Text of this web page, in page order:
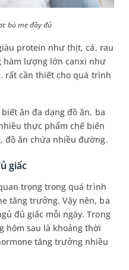
bú mẹ đầy đủ
protein như thịt, cá, rau
lượng lớn canxi như
rất cần thiết cho quá trình
ăn đa dạng đồ ăn, ba
thực phẩm chế biến
đồ ăn chứa nhiều đường.
giấc
trọng trong quá trình
tăng trưởng. Vậy nên, ba
đủ giấc mỗi ngày. Trong
hôm sau là khoảng thời
tăng trưởng nhiều